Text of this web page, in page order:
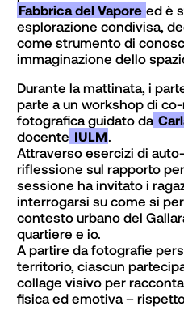
Fabbrica del Vapore ed è
esplorazione condivisa,
come strumento di
immaginazione dello
Durante la mattinata, i
parte a un workshop di
fotografica guidato da
docente IULM.
Attraverso esercizi di
riflessione sul rapporto
sessione ha invitato i
interrogarsi su come si
contesto urbano del
quartiere e io.
A partire da fotografie
territorio, ciascun
collage visivo per
fisica ed emotiva –